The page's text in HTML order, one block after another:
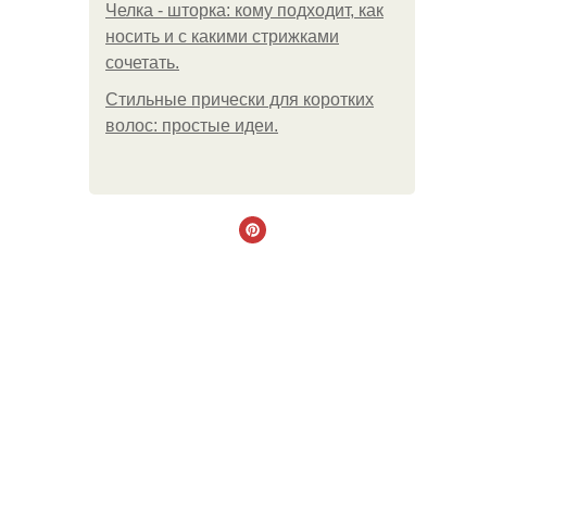
Челка - шторка: кому подходит, как
носить и с какими стрижками
сочетать.
Стильные прически для коротких
волос: простые идеи.